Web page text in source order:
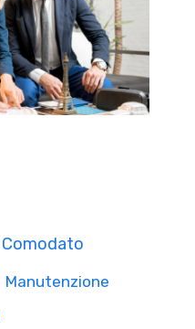
Comodato
Manutenzione